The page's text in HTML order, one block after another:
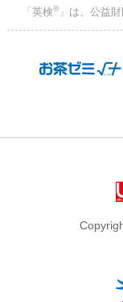
「英検®」は、公益